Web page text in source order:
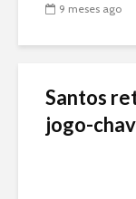
9 meses ago
Santos
jogo-